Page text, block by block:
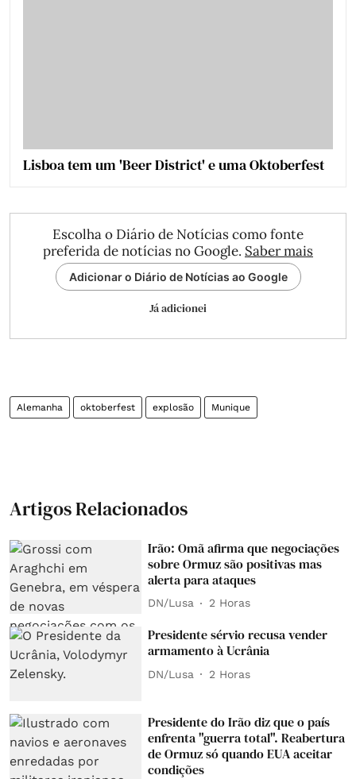
Lisboa tem um 'Beer District' e uma Oktoberfest
Escolha o Diário de Notícias como fonte
preferida de notícias no Google. Saber mais
Adicionar o Diário de Notícias ao Google
Já adicionei
Alemanha oktoberfest explosão Munique
Artigos Relacionados
Irão: Omã afirma que negociações
sobre Ormuz são positivas mas
alerta para ataques
DN/Lusa 2 Horas
Presidente sérvio recusa vender
armamento à Ucrânia
DN/Lusa 2 Horas
Presidente do Irão diz que o país
enfrenta "guerra total". Reabertura
de Ormuz só quando EUA aceitar
condições